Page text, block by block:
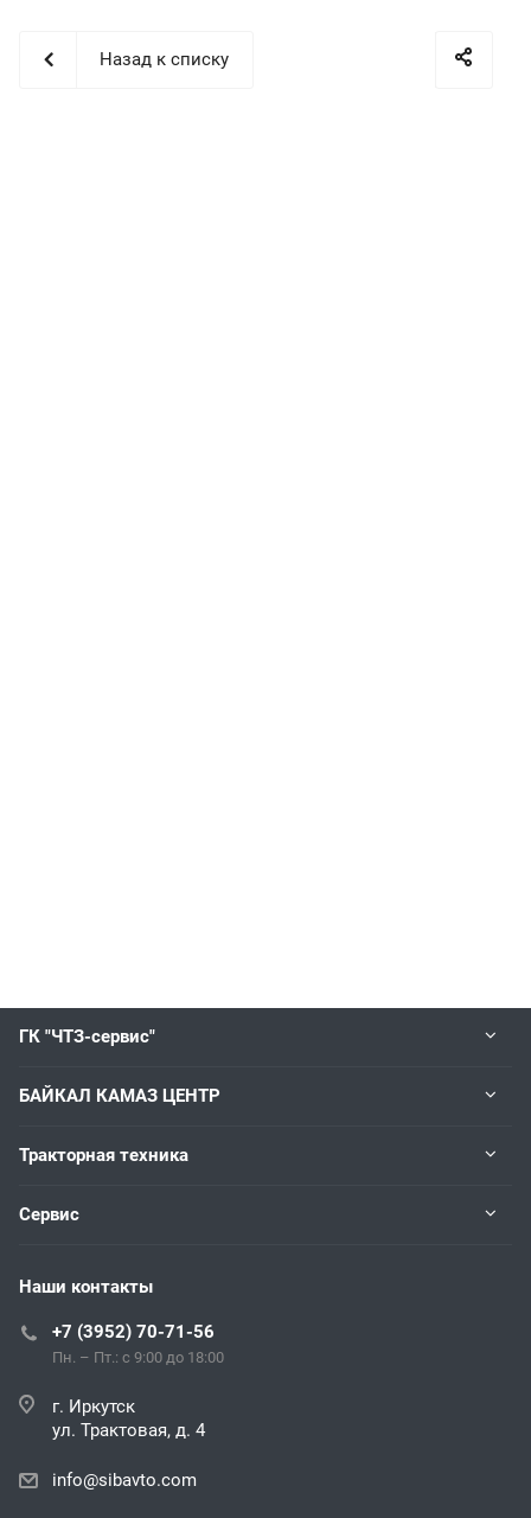
Назад к списку
ГК "ЧТЗ-сервис"
БАЙКАЛ КАМАЗ ЦЕНТР
Тракторная техника
Сервис
Наши контакты
+7 (3952) 70-71-56
Пн. – Пт.: с 9:00 до 18:00
г. Иркутск
ул. Трактовая, д. 4
info@sibavto.com